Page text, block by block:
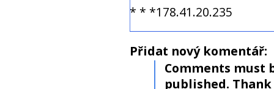
* * *178.41.20.235
Přidat nový komentář:
Comments must
published. Thank